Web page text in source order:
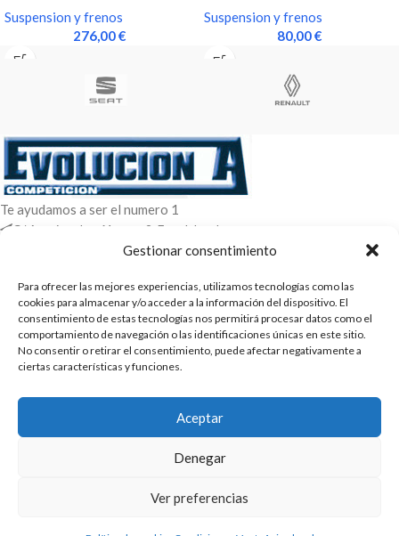
Gestionar consentimiento
Para ofrecer las mejores experiencias, utilizamos tecnologías como las
cookies para almacenar y/o acceder a la información del dispositivo. El
consentimiento de estas tecnologías nos permitirá procesar datos como el
comportamiento de navegación o las identificaciones únicas en este sitio.
No consentir o retirar el consentimiento, puede afectar negativamente a
ciertas características y funciones.
Aceptar
Denegar
Ver preferencias
Suspension y frenos
276,00€
Suspension y frenos
80,00€
Te ayudamos a ser el numero 1
C/ Arquimedes 61 nave 2. Fuenlabrada
WhatsApp +34 670604426
ENTRADAS RECIENTES
POLÍTICAS
2025 | Evolucion-A Competicion: Fabricación y distribución,
comercialización de repuestos para automóvil